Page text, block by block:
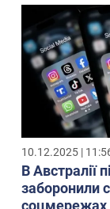
10.12.2025 |
В Австралії
заборонили
соцмережах